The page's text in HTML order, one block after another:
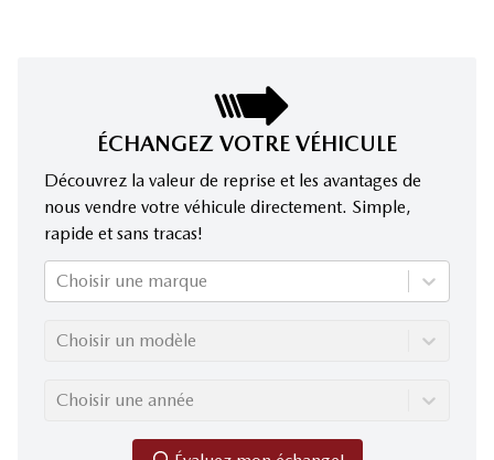
ÉCHANGEZ VOTRE VÉHICULE
Découvrez la valeur de reprise et les avantages de
nous vendre votre véhicule directement. Simple,
rapide et sans tracas!
Choisir une marque
Choisir un modèle
Choisir une année